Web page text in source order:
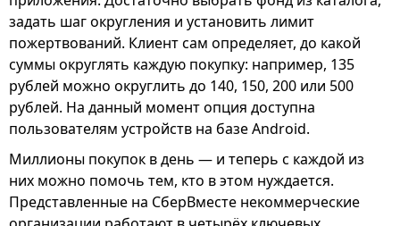
задать шаг округления и установить лимит
пожертвований. Клиент сам определяет, до какой
суммы округлять каждую покупку: например, 135
рублей можно округлить до 140, 150, 200 или 500
рублей. На данный момент опция доступна
пользователям устройств на базе Android.
Миллионы покупок в день — и теперь с каждой из
них можно помочь тем, кто в этом нуждается.
Представленные на СберВместе некоммерческие